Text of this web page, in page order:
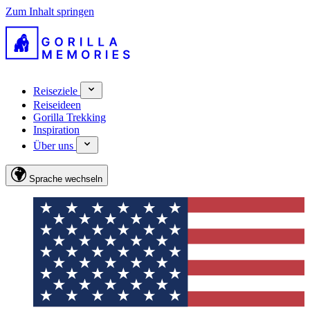
Zum Inhalt springen
Reiseziele
Reiseideen
Gorilla Trekking
Inspiration
Über uns
Sprache wechseln